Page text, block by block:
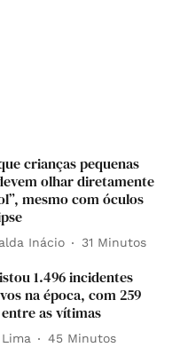
crianças pequenas
olhar diretamente
mesmo com óculos
Inácio 31 Minutos
1.496 incidentes
na época, com 259
as vítimas
45 Minutos